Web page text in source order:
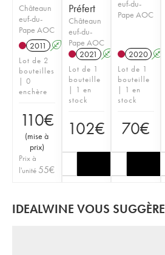
Châteaun
euf-du-
Pape AOC
2011
A
Lot de 2
bouteilles
| 0
enchère
110€
(mise à
prix)
Prix à
l'unité 55€
Préfert
Châteaun
euf-du-
Pape AOC
2021 A
Lot de 1
bouteille
| 1 en
stock
102€
euf-du-
Pape AOC
2020 A
Lot de 1
bouteille
| 1 en
stock
70€
IDEALWINE VOUS SUGGÈRE